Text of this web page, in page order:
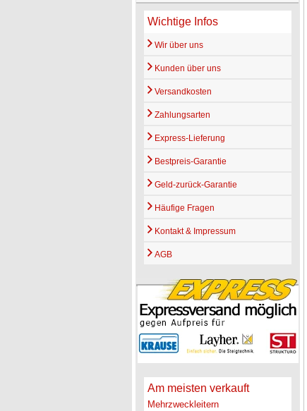
Wichtige Infos
Wir über uns
Kunden über uns
Versandkosten
Zahlungsarten
Express-Lieferung
Bestpreis-Garantie
Geld-zurück-Garantie
Häufige Fragen
Kontakt & Impressum
AGB
Am meisten verkauft
Mehrzweckleitern